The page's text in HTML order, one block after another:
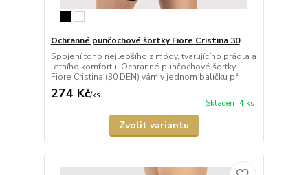
Ochranné punčochové šortky Fiore Cristina 30
Spojení toho nejlepšího z módy, tvarujícího prádla a
letního komfortu! Ochranné punčochové šortky
Fiore Cristina (30 DEN) vám v jednom balíčku př...
274 Kč/ks
Skladem 4 ks
Zvolit variantu